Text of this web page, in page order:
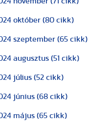
október (80 cikk)
szeptember (65 cikk)
augusztus (51 cikk)
július (52 cikk)
június (68 cikk)
május (65 cikk)